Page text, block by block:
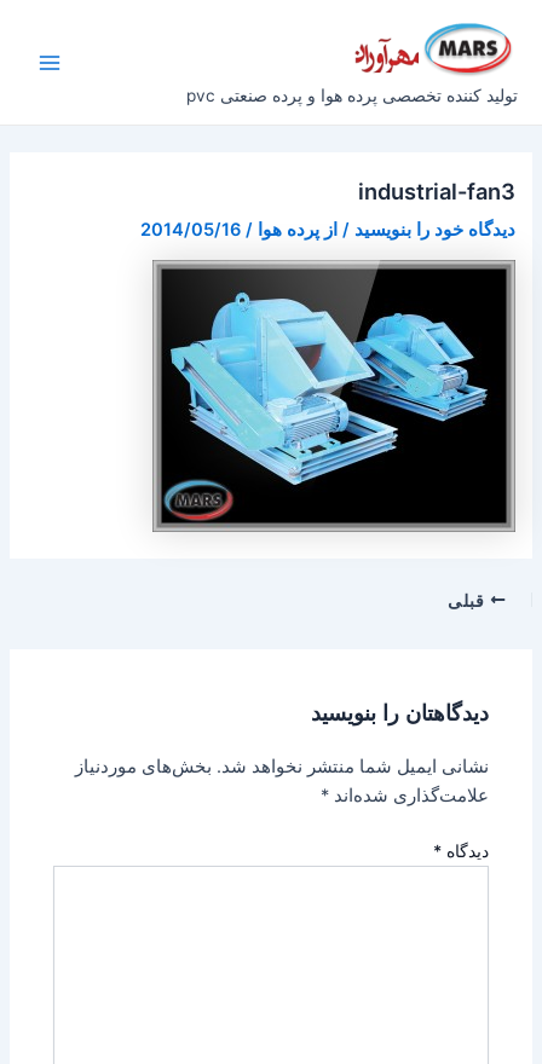
محتوا
تولید کننده تخصصی پرده هوا و پرده صنعتی pvc
industrial-fan3
دیدگاه‌ خود را بنویسید / از پرده هوا/
2014/05/16
نوشته
قبلی
دیدگاهتان را بنویسید
نشانی ایمیل شما منتشر نخواهد شد. بخش‌های موردنیاز
علامت‌گذاری شده‌اند*
دیدگاه*